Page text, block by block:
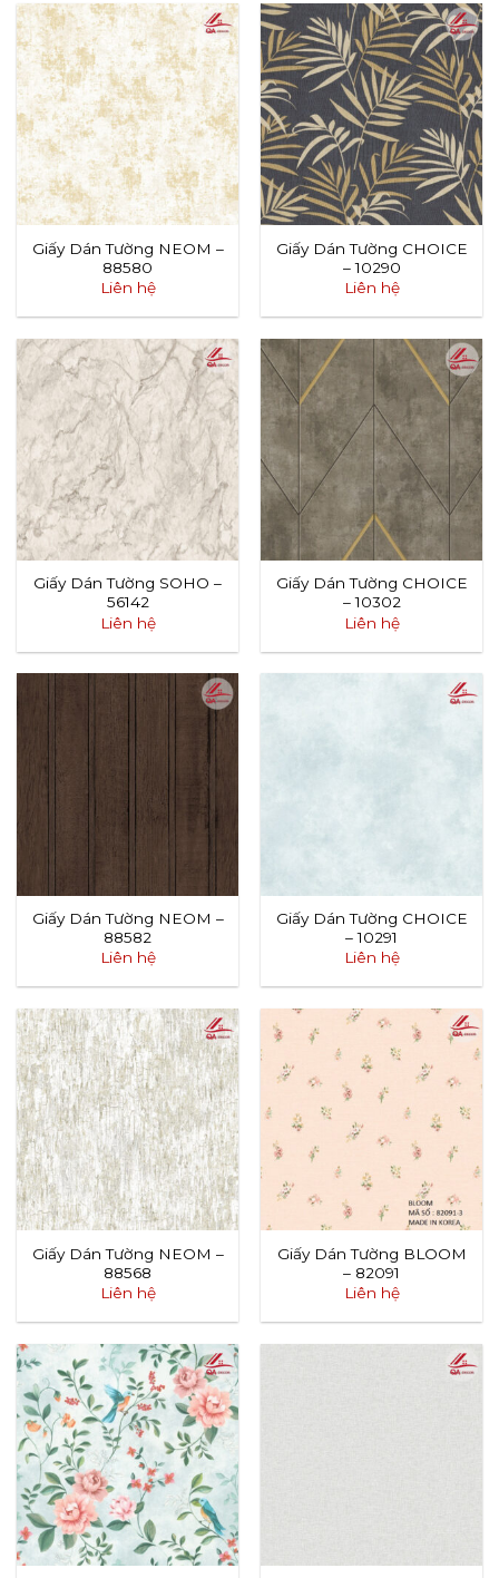
Giấy Dán Tường NEOM –
88580
Liên hệ
Giấy Dán Tường CHOICE
– 10290
Liên hệ
Giấy Dán Tường SOHO –
56142
Liên hệ
Giấy Dán Tường CHOICE
– 10302
Liên hệ
Giấy Dán Tường NEOM –
88582
Liên hệ
Giấy Dán Tường CHOICE
– 10291
Liên hệ
Giấy Dán Tường NEOM –
88568
Liên hệ
Giấy Dán Tường BLOOM
– 82091
Liên hệ